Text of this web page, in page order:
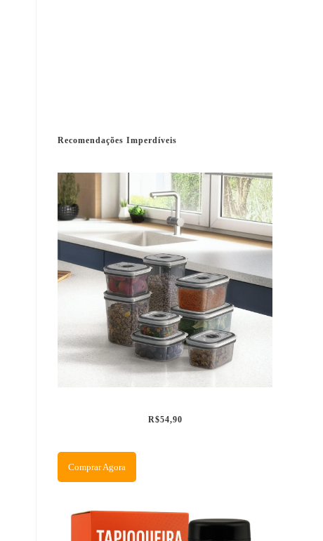
Recomendações Imperdíveis
R$54,90
Comprar Agora